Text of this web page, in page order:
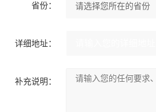
省份：
详细地址：
补充说明：